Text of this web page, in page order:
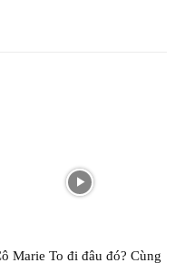
Marie To đi đâu đó? Cùng